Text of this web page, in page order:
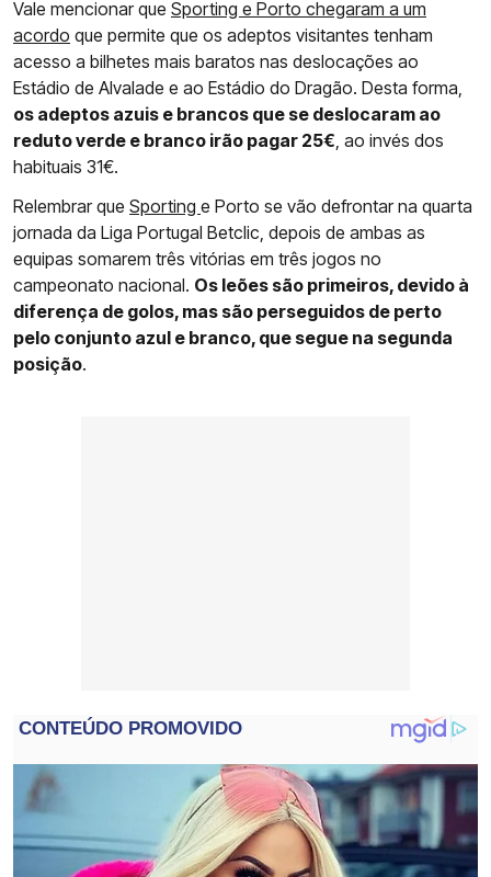
Vale mencionar que Sporting e Porto chegaram a um
acordo que permite que os adeptos visitantes tenham
acesso a bilhetes mais baratos nas deslocações ao
Estádio de Alvalade e ao Estádio do Dragão. Desta forma,
os adeptos azuis e brancos que se deslocaram ao
reduto verde e branco irão pagar 25€, ao invés dos
habituais 31€.
Relembrar que Sporting e Porto se vão defrontar na quarta
jornada da Liga Portugal Betclic, depois de ambas as
equipas somarem três vitórias em três jogos no
campeonato nacional. Os leões são primeiros, devido à
diferença de golos, mas são perseguidos de perto
pelo conjunto azul e branco, que segue na segunda
posição.